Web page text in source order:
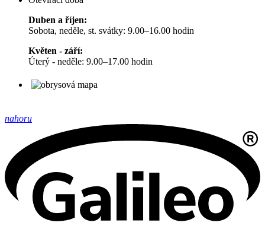
Duben a říjen:
Sobota, neděle, st. svátky: 9.00–16.00 hodin
Květen - září:
Úterý - neděle: 9.00–17.00 hodin
nahoru